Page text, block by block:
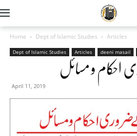
Home Dept of Islamic Studies Articles
Dept of Islamic Studies Articles deeni masail
احکام و مسائل
April 11, 2019